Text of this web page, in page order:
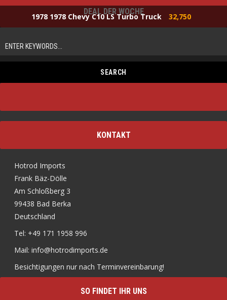
DEAL DER WOCHE
1978 1978 Chevy C10 LS Turbo Truck 32,750
KONTAKT
Hotrod Imports
Frank Bäz-Dölle
Am Schloßberg 3
99438 Bad Berka
Deutschland
Tel: +49 171 1958 996
Mail: info@hotrodimports.de
Besichtigungen nur nach Terminvereinbarung!
SO FINDET IHR UNS